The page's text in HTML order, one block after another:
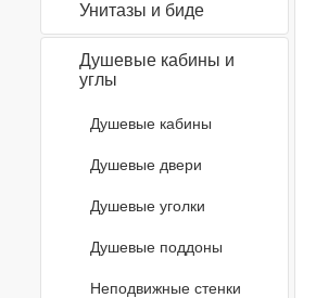
Унитазы и биде
Душевые кабины и
углы
Душевые кабины
Душевые двери
Душевые уголки
Душевые поддоны
Неподвижные стенки